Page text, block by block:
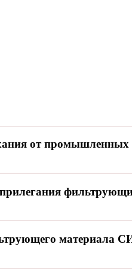
от промышленных
прилегания
материала